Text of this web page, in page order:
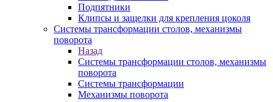
Подпятники
Клипсы и защелки для крепления цоколя
Системы трансформации столов, механизмы
поворота
Назад
Системы трансформации столов, механизмы
поворота
Системы трансформации
Механизмы поворота